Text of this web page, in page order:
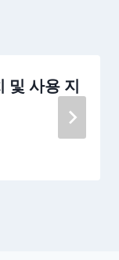
및 사용 지